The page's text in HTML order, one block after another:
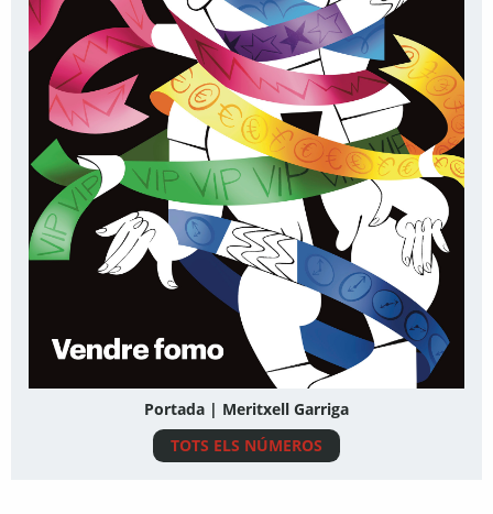
Portada | Meritxell Garriga
TOTS ELS NÚMEROS